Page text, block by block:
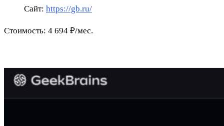
Сайт: https://gb.ru/
Стоимость: 4 694 ₽/мес.